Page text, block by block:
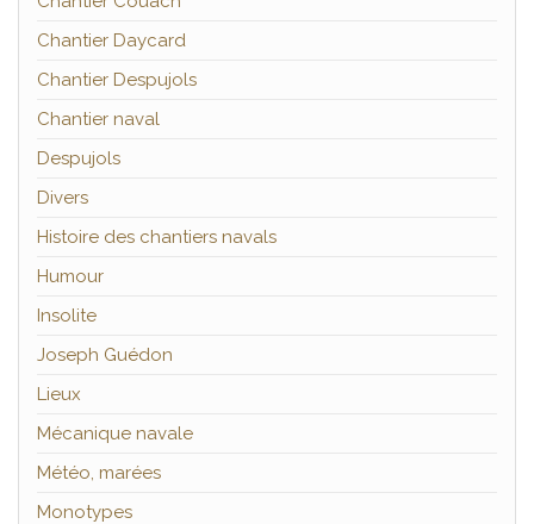
Chantier Daycard
Chantier Despujols
Chantier naval
Despujols
Divers
Histoire des chantiers navals
Humour
Insolite
Joseph Guédon
Lieux
Mécanique navale
Météo, marées
Monotypes